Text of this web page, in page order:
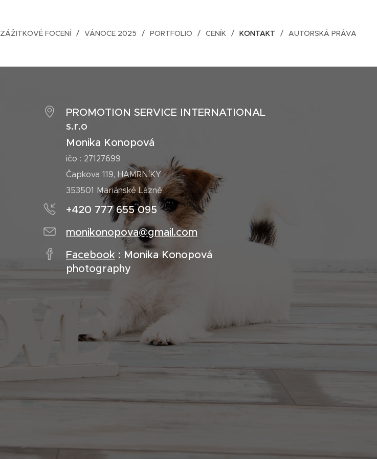
ZÁŽITKOVÉ FOCENÍ VÁNOCE 2025 PORTFOLIO CENÍK KONTAKT AUTORSKÁ PRÁVA
PROMOTION SERVICE INTERNATIONAL
s.r.o
Monika Konopová
ičo : 27127699
Čapkova 119, HAMRNÍKY
353501 Mariánské Lázně
+420 777 655 095
monikonopova@gmail.com
Facebook : Monika Konopová
photography